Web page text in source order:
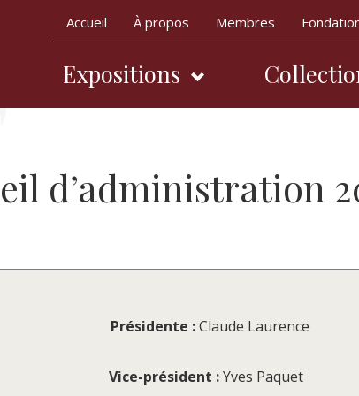
Accueil À propos Membres
Expositions
d’administration
Présidente : Claude Laurence
Vice-président :Yves Paquet